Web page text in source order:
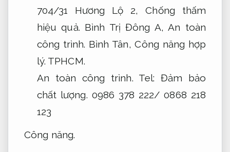
704/31 Hương Lộ 2,Chống thấm
hiệu quả. Bình Trị Đông A,An toàn
công trình. Bình Tân,Công năng hợp
lý. TPHCM.
An toàn công trình. Tel: Đảm bảo
chất lượng. 0986 378 222/ 0868 218
123
Công năng.